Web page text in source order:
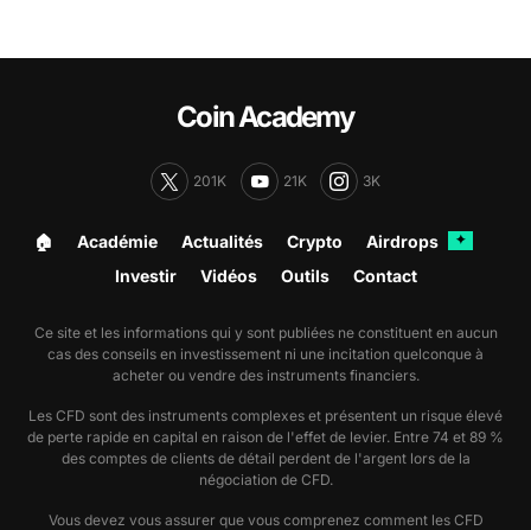
Coin Academy
201K 21K 3K
🏠︎ Académie Actualités Crypto Airdrops ✦
Investir Vidéos Outils Contact
Ce site et les informations qui y sont publiées ne constituent en aucun
cas des conseils en investissement ni une incitation quelconque à
acheter ou vendre des instruments financiers.
Les CFD sont des instruments complexes et présentent un risque élevé
de perte rapide en capital en raison de l'effet de levier. Entre 74 et 89 %
des comptes de clients de détail perdent de l'argent lors de la
négociation de CFD.
Vous devez vous assurer que vous comprenez comment les CFD